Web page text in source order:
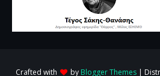
Crafted with by Blogger Themes |